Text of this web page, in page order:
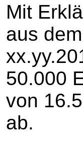
Mit
aus
50.000
von
ab.